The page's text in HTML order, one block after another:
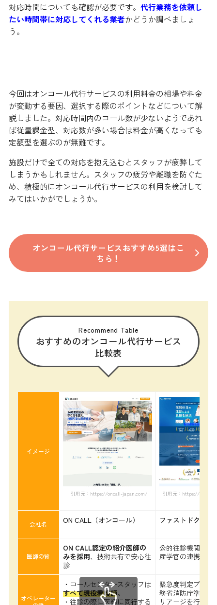
対応時間についても確認が必要です。 代行業務を依頼し
たい時間帯に対応してくれる業者かどうか調べましょ
う。
今回はオンコール代行サービスの利用料金の相場や料金
が変動する要因、選択する際のポイントなどについて解
説しました。対応時間内のコール数が少ないようであれ
ば従量課金型、対応数が多い場合は料金が高くなっても
定額型を選ぶのが無難です。
施設だけで全ての対応を抱え込むとスタッフが疲弊して
しまうかもしれません。スタッフの疲労や離職を防ぐた
め、積極的にオンコール代行サービスの利用を検討して
みてはいかがでしょうか。
オンコール代行サービスおすすめ5選はこ
ちら！
Recommend Table
おすすめのオンコール代行サービス
比較表
イメージ
引用元：https://oncall-japan.com/ 引用元：https://
会社名 ON CALL（オンコール） ファストドクター
医師の質
ON CALL認定の紹介医師の
みを採用、技術共有で安心往
診
公的往診機関、国
産学官の連携
オペレーター
・コールセンタースタッフは
すべて現役看護師。
・往診の際に医師に同行する
緊急度判定プロト
務省消防庁準拠)
リアージを行う